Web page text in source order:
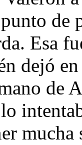
de
Esa
dejó
de